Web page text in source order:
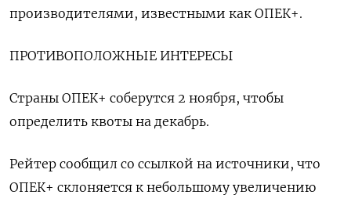
производителями, известными как ОПЕК+.
ПРОТИВОПОЛОЖНЫЕ ИНТЕРЕСЫ
Страны ОПЕК+ соберутся 2 ноября, чтобы
определить квоты на декабрь.
Рейтер сообщил со ссылкой на источники, что
ОПЕК+ склоняется к небольшому увеличению